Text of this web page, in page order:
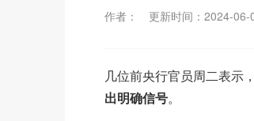
作者： 更新时间：2024-06-
几位前央行官员周二表示，
出明确信号。